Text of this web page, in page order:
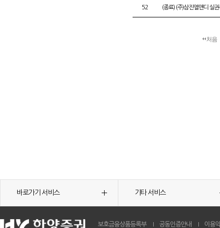
52 (종료) (주)삼진엘앤디 실
처음
바로가기 서비스 기타 서비스
보호금융상품등록부 공동인증안내 이용